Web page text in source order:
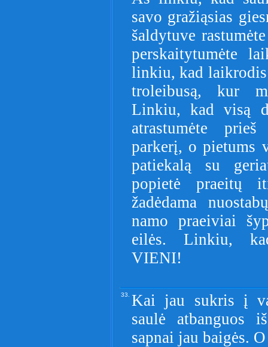
savo gražiąsias
šaldytuve
perskaitytumėte
linkiu, kad
troleibusą, kur
Linkiu, kad visą
atrastumėte
parkerį, o pietums
patiekalą su
popietė praeitų
žadėdama
namo praeiviai
eilės. Linkiu,
VIENI!
33. Kai jau sukris į
saulė atbanguos
sapnai jau baigės.